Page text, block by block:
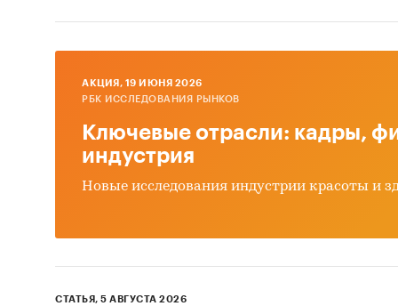
гг,
новые
оценки
AКЦИЯ, 19 ИЮНЯ 2026
РБК ИССЛЕДОВАНИЯ РЫНКОВ
Ключевые отрасли: кадры,
индустрия
Новые исследования индустрии красоты и
СТАТЬЯ, 5 АВГУСТА 2026